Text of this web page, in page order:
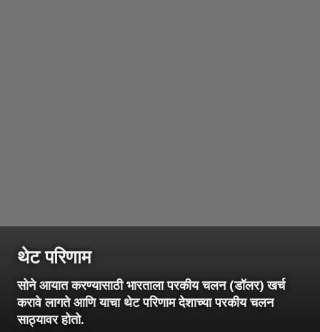
थेट परिणाम
सोने आयात करण्यासाठी भारताला परकीय चलन (डॉलर) खर्च
करावे लागते आणि याचा थेट परिणाम देशाच्या परकीय चलन
साठ्यावर होतो.